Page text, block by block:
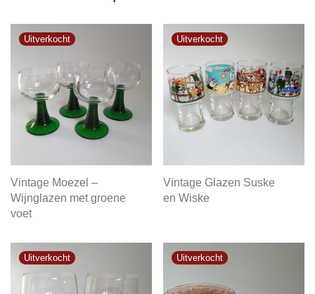
Vintage Moezel –
Wijnglazen met groene
voet
Vintage Glazen Suske
en Wiske